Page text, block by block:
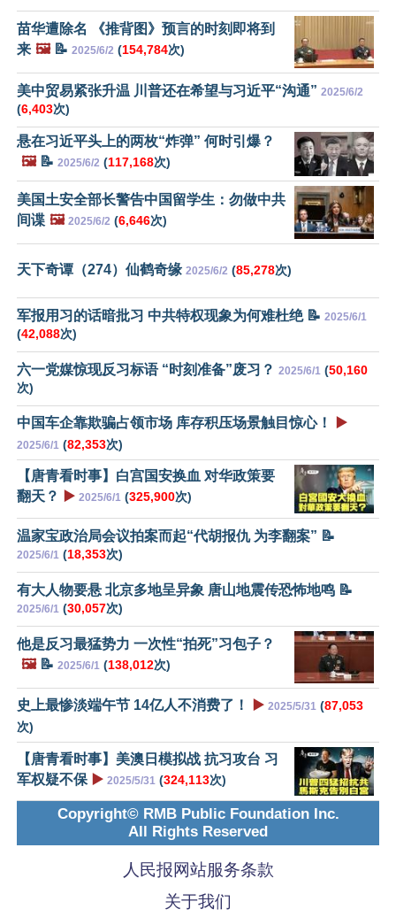
苗华遭除名 《推背图》预言的时刻即将到
来 🖼️📝 2025/6/2 (154,784次)
美中贸易紧张升温 川普还在希望与习近平“沟通” 2025/6/2
(6,403次)
悬在习近平头上的两枚“炸弹” 何时引爆？
🖼️📝 2025/6/2 (117,168次)
美国土安全部长警告中国留学生：勿做中共
间谍 🖼️ 2025/6/2 (6,646次)
天下奇谭（274）仙鹤奇缘 2025/6/2 (85,278次)
军报用习的话暗批习 中共特权现象为何难杜绝 📝 2025/6/1
(42,088次)
六一党媒惊现反习标语 “时刻准备”废习？ 2025/6/1 (50,160
次)
中国车企靠欺骗占领市场 库存积压场景触目惊心！ ▶️
2025/6/1 (82,353次)
【唐青看时事】白宫国安换血 对华政策要
翻天？
▶️ 2025/6/1 (325,900次)
温家宝政治局会议拍案而起“代胡报仇 为李翻案” 📝
2025/6/1 (18,353次)
有大人物要悬 北京多地呈异象 唐山地震传恐怖地鸣 📝
2025/6/1 (30,057次)
他是反习最猛势力 一次性“拍死”习包子？
🖼️📝 2025/6/1 (138,012次)
史上最惨淡端午节 14亿人不消费了！ ▶️ 2025/5/31 (87,053
次)
【唐青看时事】美澳日模拟战 抗习攻台 习
军权疑不保 ▶️ 2025/5/31 (324,113次)
Copyright© RMB Public Foundation Inc.
All Rights Reserved
人民报网站服务条款
关于我们